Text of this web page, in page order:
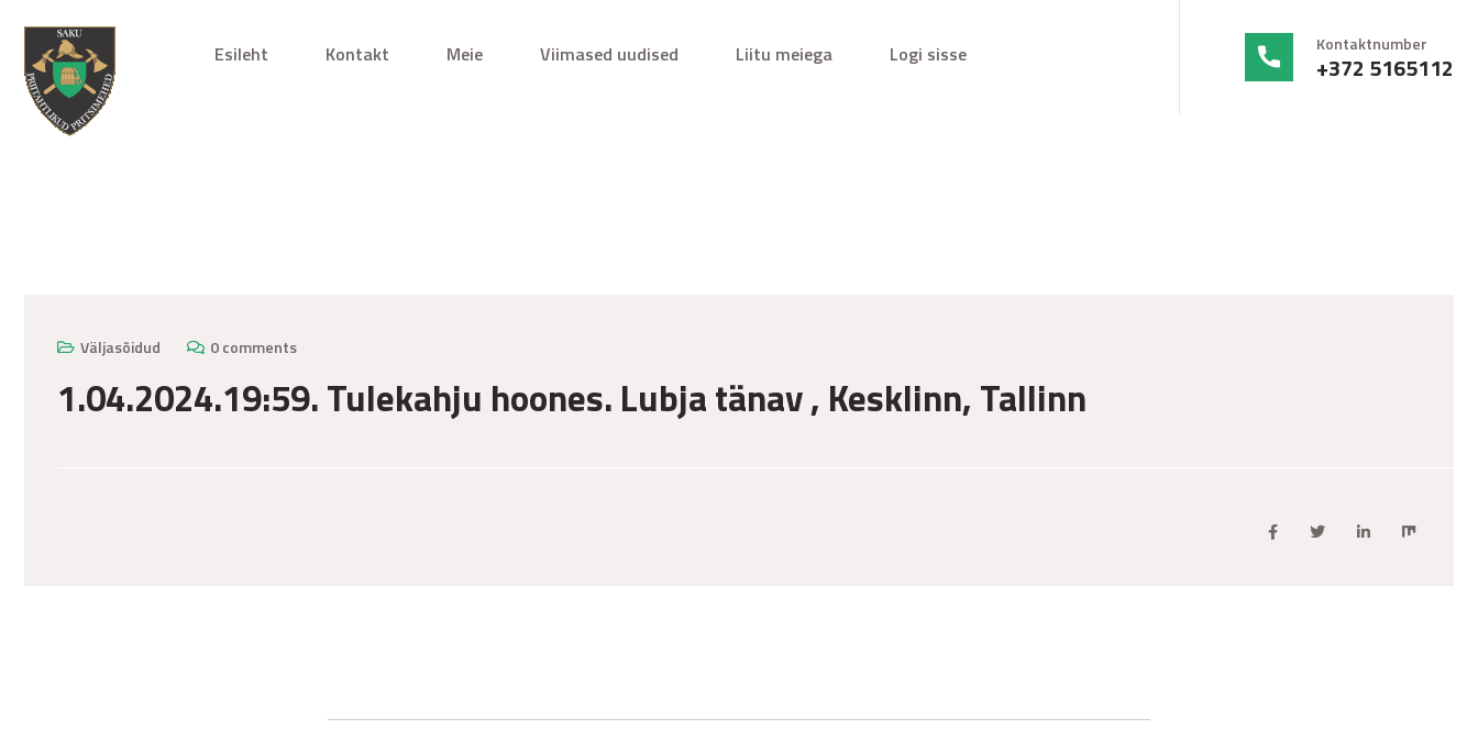
Esileht Kontakt Meie Viimased uudised Liitu meiega Logi sisse Kontaktnumber
+372 5165112
Väljasõidud
0 comments
1.04.2024.19:59. Tulekahju hoones. Lubja tänav , Kesklinn, Tallinn